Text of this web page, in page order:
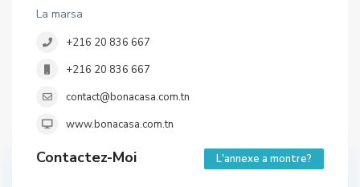
La marsa
+216 20 836 667
+216 20 836 667
contact@bonacasa.com.tn
www.bonacasa.com.tn
Contactez-Moi L'annexe a montre?